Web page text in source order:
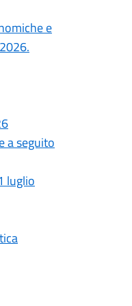
e
a seguito
luglio